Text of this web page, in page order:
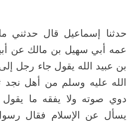
حدثنا إسماعيل قال
عمه أبي سهيل بن مالك عن
بن عبيد الله يقول جاء رجل
الله عليه وسلم من أهل نجد
دوي صوته ولا يفقه ما يقول
يسأل عن الإسلام فقال